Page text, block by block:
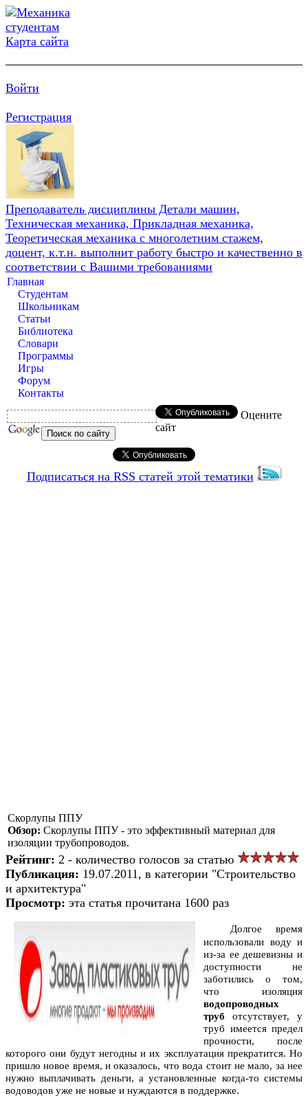
Карта сайта
Войти
Регистрация
Преподаватель дисциплины Детали машин,
Техническая механика, Прикладная механика,
Теоретическая механика с многолетним стажем,
доцент, к.т.н. выполнит работу быстро и качественно в
соответствии с Вашими требованиями
Главная
Студентам
Школьникам
Статьи
Библиотека
Словари
Программы
Игры
Форум
Контакты
Оцените
сайт
Подписаться на RSS статей этой тематики
Скорлупы ППУ
Обзор: Скорлупы ППУ - это эффективный материал для
изоляции трубопроводов.
Рейтинг: 2 - количество голосов за статью
Публикация: 19.07.2011, в категории "Строительство
и архитектура"
Просмотр: эта статья прочитана 1600 раз
Долгое время
использовали воду и
из-за ее дешевизны и
доступности не
заботились о том,
что изоляция
водопроводных
труб отсутствует, у
труб имеется предел
прочности, после
которого они будут негодны и их эксплуатация прекратится. Но
пришло новое время, и оказалось, что вода стоит не мало, за нее
нужно выплачивать деньги, а установленные когда-то системы
водоводов уже не новые и нуждаются в поддержке.